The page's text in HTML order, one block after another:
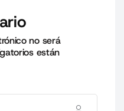
no será
están